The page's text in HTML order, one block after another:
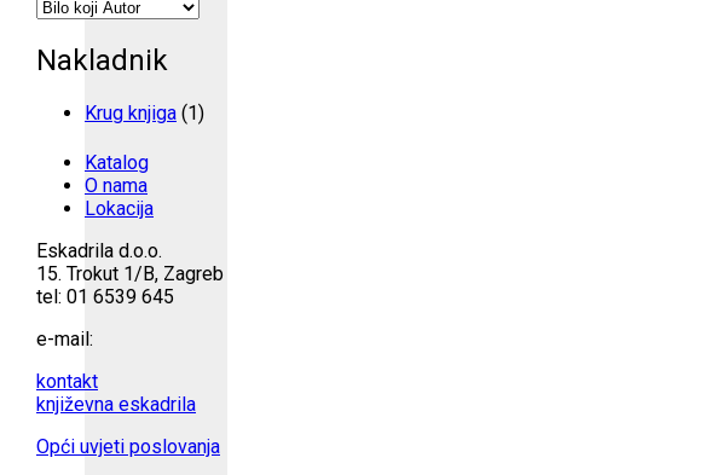
Nakladnik
Krug knjiga (1)
Katalog
O nama
Lokacija
Eskadrila d.o.o.
15. Trokut 1/B, Zagreb
tel: 01 6539 645
e-mail:
kontakt
književna eskadrila
Opći uvjeti poslovanja